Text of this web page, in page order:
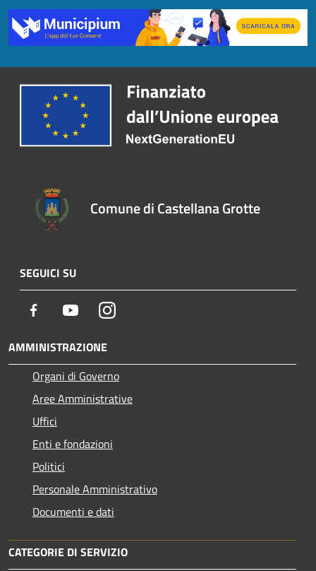
Comune di Castellana Grotte
SEGUICI SU
Facebook YoutubeInstagram
AMMINISTRAZIONE
Organi di Governo
Aree Amministrative
Uffici
Enti e fondazioni
Politici
Personale Amministrativo
Documenti e dati
CATEGORIE DI SERVIZIO